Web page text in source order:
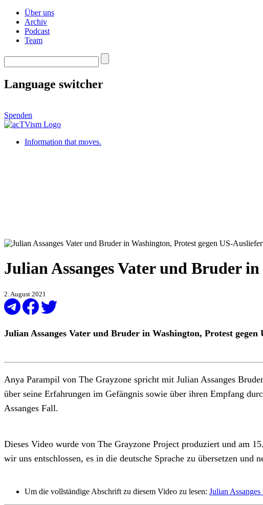
Über uns
Archiv
Podcast
Team
Language switcher
Spenden
Information that moves.
Julian Assanges Vater und Bruder
2. August 2021
Julian Assanges Vater und Bruder in Washington, Protest gegen
Anya Parampil von The Grayzone spricht mit Julian Assanges
über seine Erfahrungen im Gefängnis sowie über ihren Empfang
Assanges Fall.
Dieses Video wurde von The Grayzone Project produziert und am
wir uns entschlossen, es in die deutsche Sprache zu übersetzen und
Um die vollständige Abschrift zu diesem Video zu lesen: Julian